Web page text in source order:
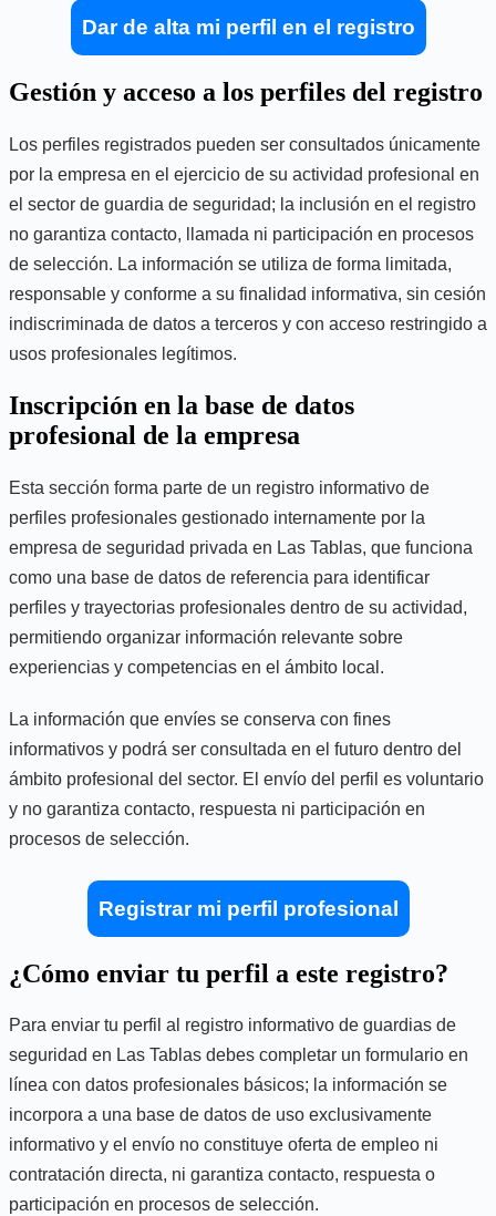
Dar de alta mi perfil en el registro
Gestión y acceso a los perfiles del registro
Los perfiles registrados pueden ser consultados únicamente
por la empresa en el ejercicio de su actividad profesional en
el sector de guardia de seguridad; la inclusión en el registro
no garantiza contacto, llamada ni participación en procesos
de selección. La información se utiliza de forma limitada,
responsable y conforme a su finalidad informativa, sin cesión
indiscriminada de datos a terceros y con acceso restringido a
usos profesionales legítimos.
Inscripción en la base de datos
profesional de la empresa
Esta sección forma parte de un registro informativo de
perfiles profesionales gestionado internamente por la
empresa de seguridad privada en Las Tablas, que funciona
como una base de datos de referencia para identificar
perfiles y trayectorias profesionales dentro de su actividad,
permitiendo organizar información relevante sobre
experiencias y competencias en el ámbito local.
La información que envíes se conserva con fines
informativos y podrá ser consultada en el futuro dentro del
ámbito profesional del sector. El envío del perfil es voluntario
y no garantiza contacto, respuesta ni participación en
procesos de selección.
Registrar mi perfil profesional
¿Cómo enviar tu perfil a este registro?
Para enviar tu perfil al registro informativo de guardias de
seguridad en Las Tablas debes completar un formulario en
línea con datos profesionales básicos; la información se
incorpora a una base de datos de uso exclusivamente
informativo y el envío no constituye oferta de empleo ni
contratación directa, ni garantiza contacto, respuesta o
participación en procesos de selección.